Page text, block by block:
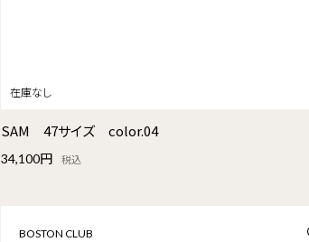
SAM 47サイズ color.04
34,100円 税込
BOSTON CLUB